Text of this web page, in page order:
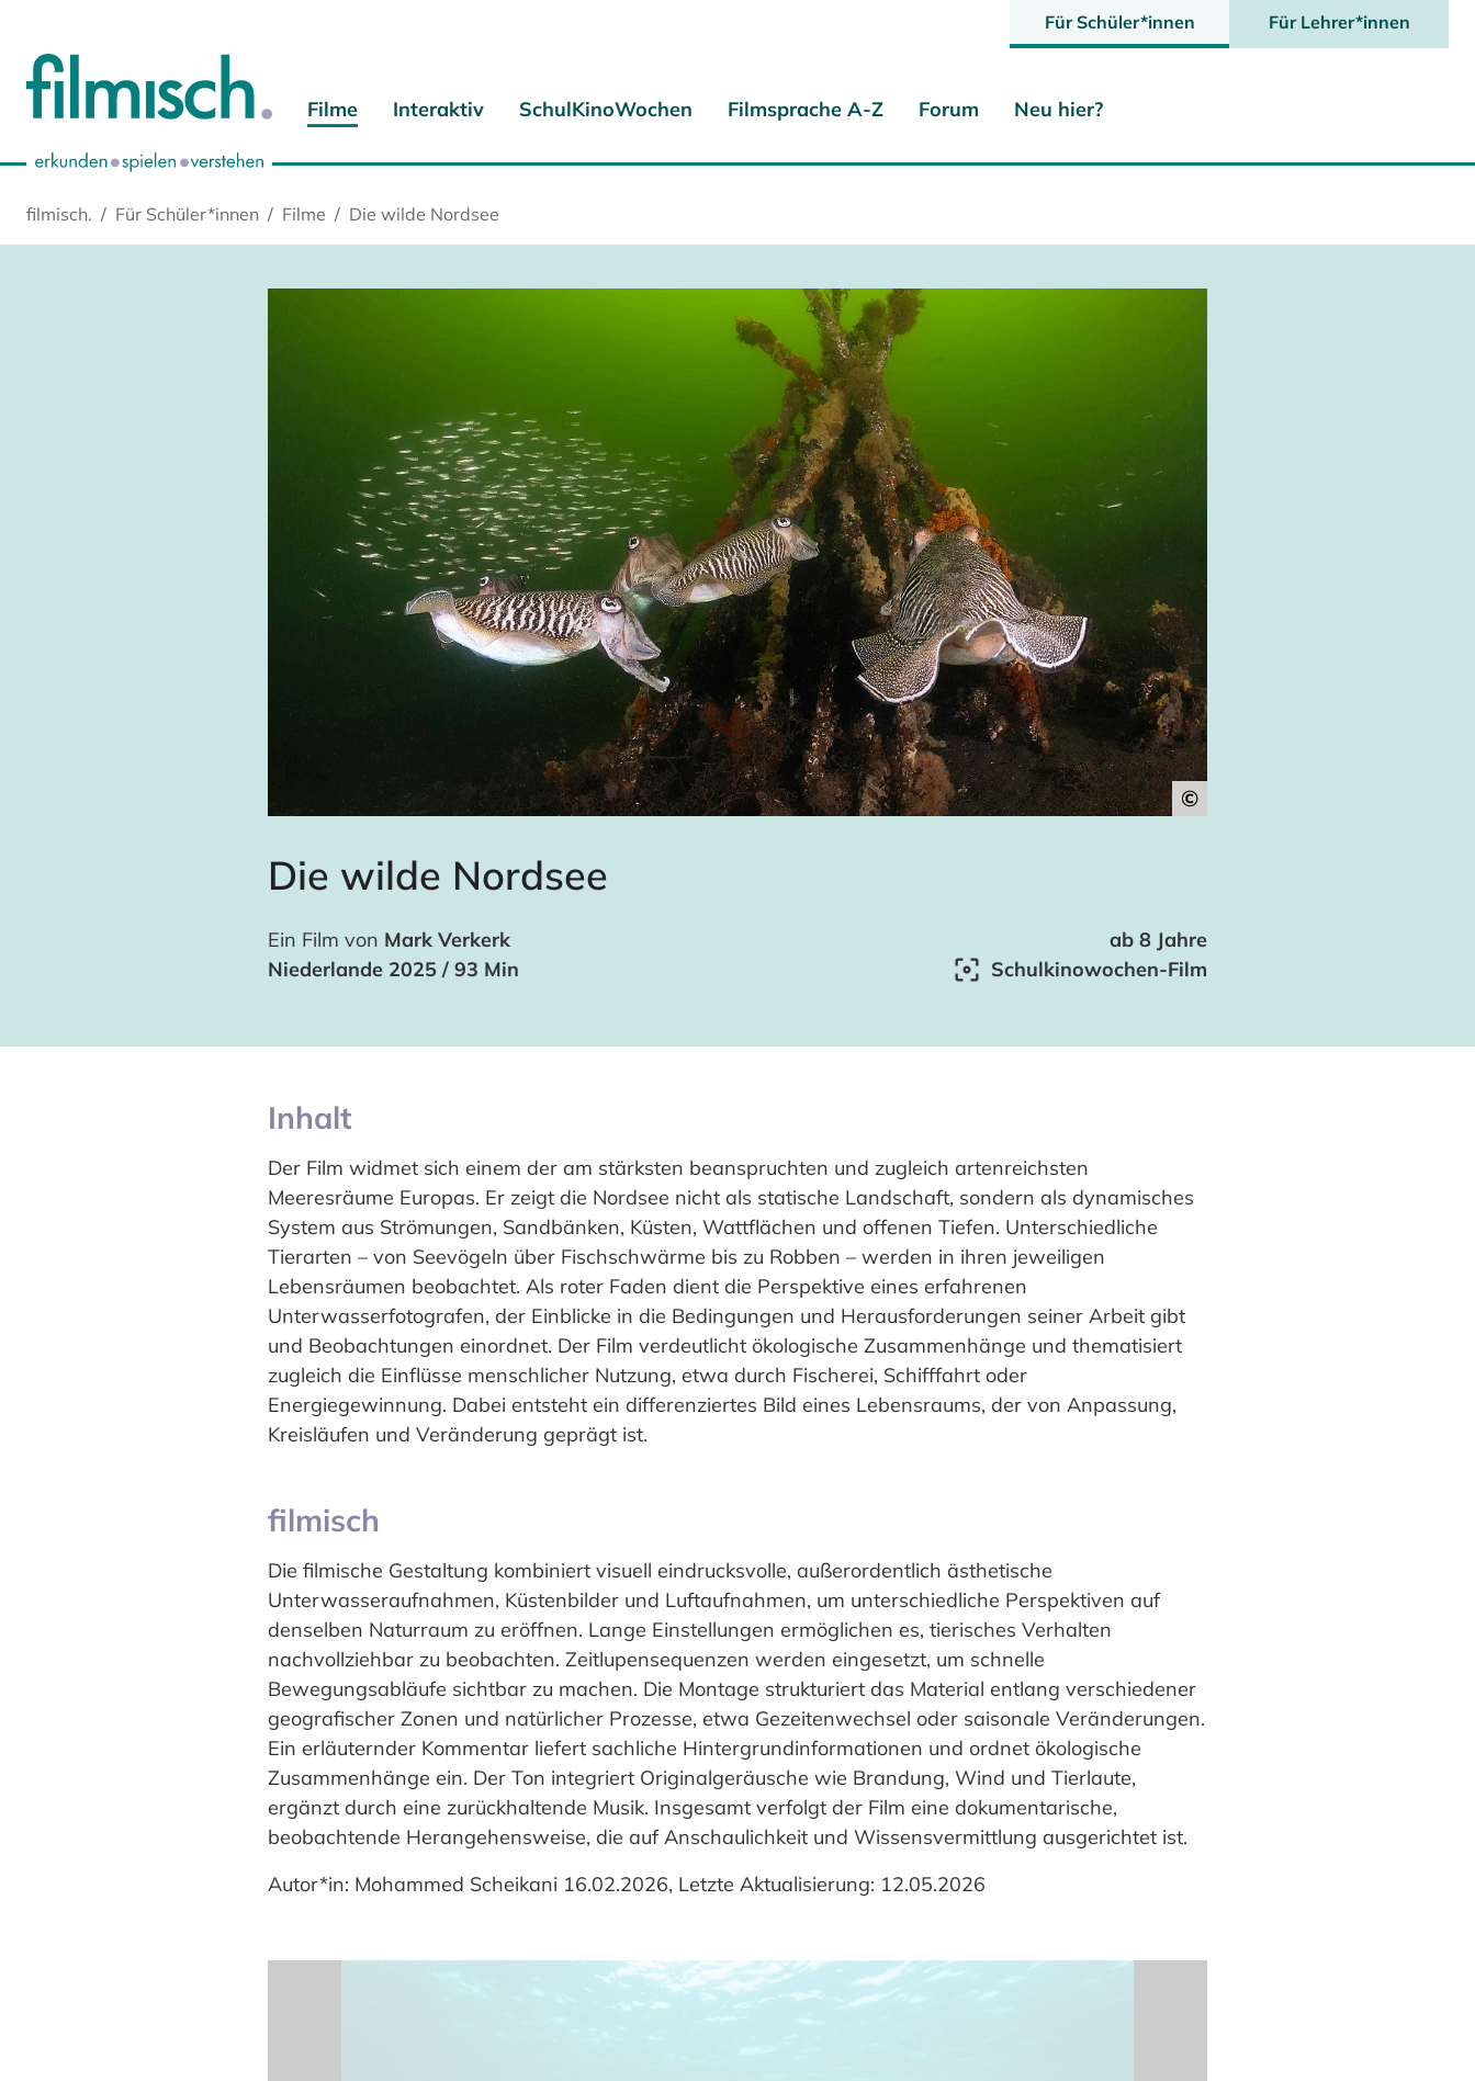
Für Schüler*innen Für Lehrer*innen
Filme Interaktiv SchulKinoWochen Filmsprache A-Z Forum Neu hier?
filmisch. Für Schüler*innen Filme Die wilde Nordsee
©
Die wilde Nordsee
Ein Film von Mark Verkerk
Niederlande 2025 / 93 Min
ab 8 Jahre
Schulkinowochen-Film
Inhalt
Der Film widmet sich einem der am stärksten beanspruchten und zugleich artenreichsten
Meeresräume Europas. Er zeigt die Nordsee nicht als statische Landschaft, sondern als dynamisches
System aus Strömungen, Sandbänken, Küsten, Wattflächen und offenen Tiefen. Unterschiedliche
Tierarten – von Seevögeln über Fischschwärme bis zu Robben – werden in ihren jeweiligen
Lebensräumen beobachtet. Als roter Faden dient die Perspektive eines erfahrenen
Unterwasserfotografen, der Einblicke in die Bedingungen und Herausforderungen seiner Arbeit gibt
und Beobachtungen einordnet. Der Film verdeutlicht ökologische Zusammenhänge und thematisiert
zugleich die Einflüsse menschlicher Nutzung, etwa durch Fischerei, Schifffahrt oder
Energiegewinnung. Dabei entsteht ein differenziertes Bild eines Lebensraums, der von Anpassung,
Kreisläufen und Veränderung geprägt ist.
filmisch
Die filmische Gestaltung kombiniert visuell eindrucksvolle, außerordentlich ästhetische
Unterwasseraufnahmen, Küstenbilder und Luftaufnahmen, um unterschiedliche Perspektiven auf
denselben Naturraum zu eröffnen. Lange Einstellungen ermöglichen es, tierisches Verhalten
nachvollziehbar zu beobachten. Zeitlupensequenzen werden eingesetzt, um schnelle
Bewegungsabläufe sichtbar zu machen. Die Montage strukturiert das Material entlang verschiedener
geografischer Zonen und natürlicher Prozesse, etwa Gezeitenwechsel oder saisonale Veränderungen.
Ein erläuternder Kommentar liefert sachliche Hintergrundinformationen und ordnet ökologische
Zusammenhänge ein. Der Ton integriert Originalgeräusche wie Brandung, Wind und Tierlaute,
ergänzt durch eine zurückhaltende Musik. Insgesamt verfolgt der Film eine dokumentarische,
beobachtende Herangehensweise, die auf Anschaulichkeit und Wissensvermittlung ausgerichtet ist.
Autor*in: Mohammed Scheikani 16.02.2026, Letzte Aktualisierung: 12.05.2026